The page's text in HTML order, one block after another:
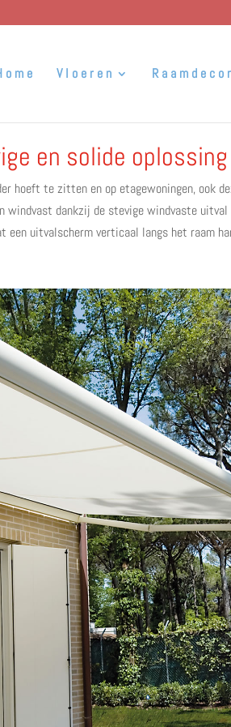
Vloeren
en solide oplossing
hoeft te zitten en op etagewoningen, ook
dankzij de stevige windvaste
een uitvalscherm verticaal langs het